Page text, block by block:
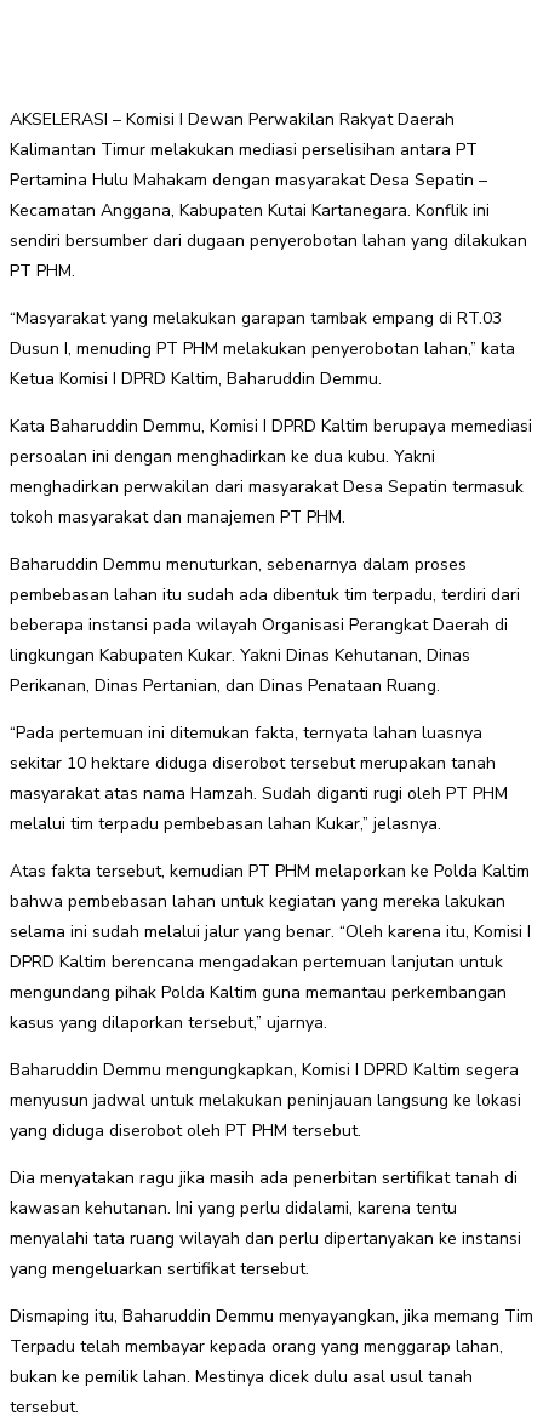
AKSELERASI – Komisi I Dewan Perwakilan Rakyat Daerah
Kalimantan Timur melakukan mediasi perselisihan antara PT
Pertamina Hulu Mahakam dengan masyarakat Desa Sepatin –
Kecamatan Anggana, Kabupaten Kutai Kartanegara. Konflik ini
sendiri bersumber dari dugaan penyerobotan lahan yang dilakukan
PT PHM.
“Masyarakat yang melakukan garapan tambak empang di RT.03
Dusun I, menuding PT PHM melakukan penyerobotan lahan,” kata
Ketua Komisi I DPRD Kaltim, Baharuddin Demmu.
Kata Baharuddin Demmu, Komisi I DPRD Kaltim berupaya memediasi
persoalan ini dengan menghadirkan ke dua kubu. Yakni
menghadirkan perwakilan dari masyarakat Desa Sepatin termasuk
tokoh masyarakat dan manajemen PT PHM.
Baharuddin Demmu menuturkan, sebenarnya dalam proses
pembebasan lahan itu sudah ada dibentuk tim terpadu, terdiri dari
beberapa instansi pada wilayah Organisasi Perangkat Daerah di
lingkungan Kabupaten Kukar. Yakni Dinas Kehutanan, Dinas
Perikanan, Dinas Pertanian, dan Dinas Penataan Ruang.
“Pada pertemuan ini ditemukan fakta, ternyata lahan luasnya
sekitar 10 hektare diduga diserobot tersebut merupakan tanah
masyarakat atas nama Hamzah. Sudah diganti rugi oleh PT PHM
melalui tim terpadu pembebasan lahan Kukar,” jelasnya.
Atas fakta tersebut, kemudian PT PHM melaporkan ke Polda Kaltim
bahwa pembebasan lahan untuk kegiatan yang mereka lakukan
selama ini sudah melalui jalur yang benar. “Oleh karena itu, Komisi I
DPRD Kaltim berencana mengadakan pertemuan lanjutan untuk
mengundang pihak Polda Kaltim guna memantau perkembangan
kasus yang dilaporkan tersebut,” ujarnya.
Baharuddin Demmu mengungkapkan, Komisi I DPRD Kaltim segera
menyusun jadwal untuk melakukan peninjauan langsung ke lokasi
yang diduga diserobot oleh PT PHM tersebut.
Dia menyatakan ragu jika masih ada penerbitan sertifikat tanah di
kawasan kehutanan. Ini yang perlu didalami, karena tentu
menyalahi tata ruang wilayah dan perlu dipertanyakan ke instansi
yang mengeluarkan sertifikat tersebut.
Dismaping itu, Baharuddin Demmu menyayangkan, jika memang Tim
Terpadu telah membayar kepada orang yang menggarap lahan,
bukan ke pemilik lahan. Mestinya dicek dulu asal usul tanah
tersebut.